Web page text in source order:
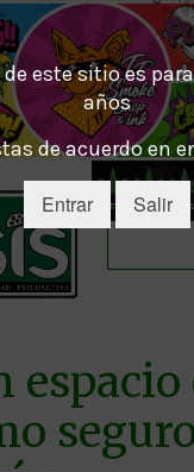
este sitio es
años
de acuerdo en
Entrar Salir
espacio